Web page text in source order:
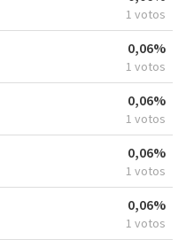
1 votos
0,06%
1 votos
0,06%
1 votos
0,06%
1 votos
0,06%
1 votos